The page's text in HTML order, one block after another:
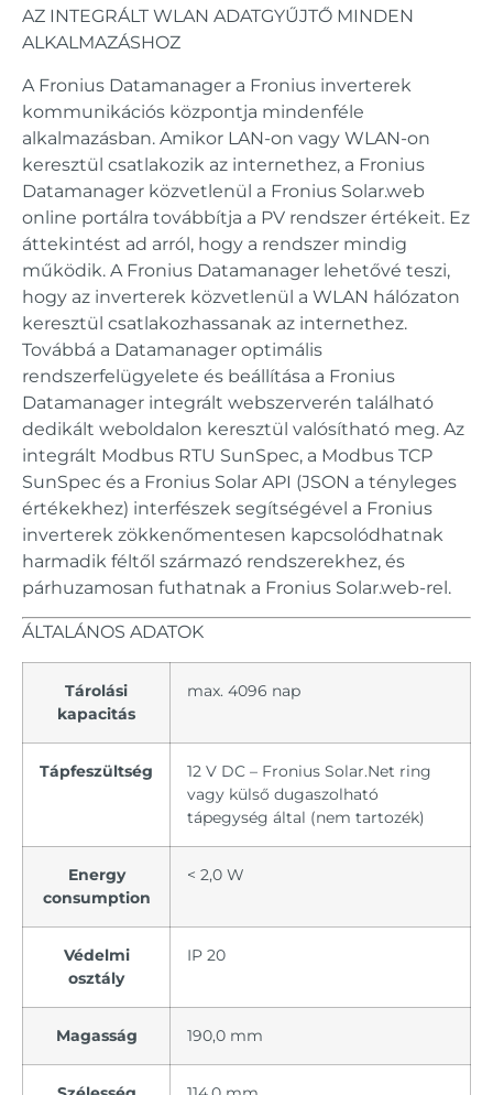
AZ INTEGRÁLT WLAN ADATGYŰJTŐ MINDEN
ALKALMAZÁSHOZ
A Fronius Datamanager a Fronius inverterek
kommunikációs központja mindenféle
alkalmazásban. Amikor LAN-on vagy WLAN-on
keresztül csatlakozik az internethez, a Fronius
Datamanager közvetlenül a Fronius Solar.web
online portálra továbbítja a PV rendszer értékeit. Ez
áttekintést ad arról, hogy a rendszer mindig
működik. A Fronius Datamanager lehetővé teszi,
hogy az inverterek közvetlenül a WLAN hálózaton
keresztül csatlakozhassanak az internethez.
Továbbá a Datamanager optimális
rendszerfelügyelete és beállítása a Fronius
Datamanager integrált webszerverén található
dedikált weboldalon keresztül valósítható meg. Az
integrált Modbus RTU SunSpec, a Modbus TCP
SunSpec és a Fronius Solar API (JSON a tényleges
értékekhez) interfészek segítségével a Fronius
inverterek zökkenőmentesen kapcsolódhatnak
harmadik féltől származó rendszerekhez, és
párhuzamosan futhatnak a Fronius Solar.web-rel.
ÁLTALÁNOS ADATOK
Tárolási
kapacitás
max. 4096 nap
Tápfeszültség
12 V DC – Fronius Solar.Net ring
vagy külső dugaszolható
tápegység által (nem tartozék)
Energy
consumption
< 2,0 W
Védelmi
osztály
IP 20
Magasság 190,0 mm